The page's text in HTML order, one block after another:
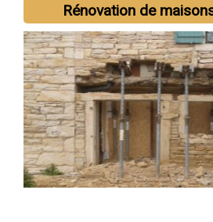
Rénovation de